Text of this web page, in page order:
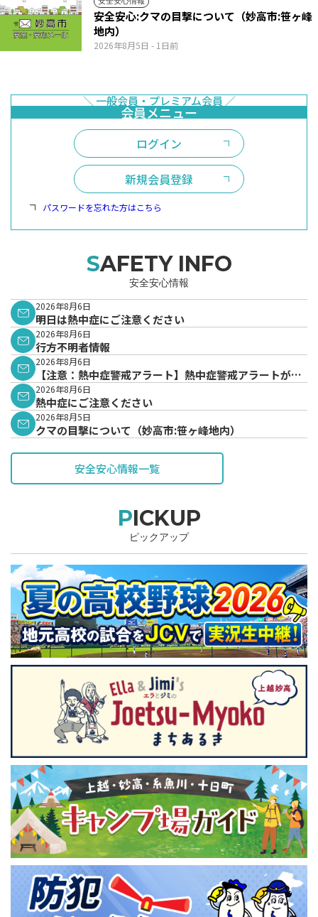
2026年8月5日 - 1日前
安全安心:クマの目撃について（妙高市:笹ヶ峰
地内）
ログイン
新規会員登録
パスワードを忘れた方はこちら
SAFETY INFO
安全安心情報
2026年8月6日
明日は熱中症にご注意ください
2026年8月6日
行方不明者情報
2026年8月6日
【注意：熱中症警戒アラート】熱中症警戒アラートが発
表されています。
2026年8月6日
熱中症にご注意ください
2026年8月5日
クマの目撃について（妙高市:笹ヶ峰地内）
安全安心情報一覧
PICKUP
ピックアップ